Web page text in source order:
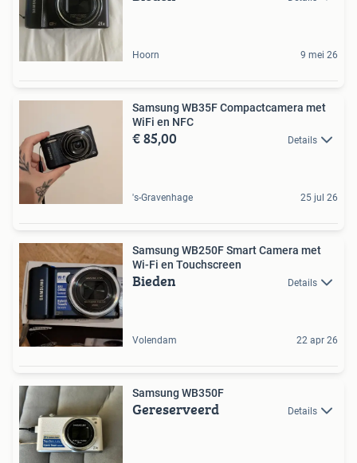
Hoorn 9 mei 26
Samsung WB35F Compactcamera met
WiFi en NFC
€ 85,00 Details
's-Gravenhage 25 jul 26
Samsung WB250F Smart Camera met
Wi-Fi en Touchscreen
Bieden Details
Volendam 22 apr 26
Samsung WB350F
Gereserveerd Details